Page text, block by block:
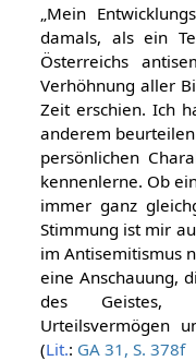
„Mein
damals, als ein
Österreichs
Verhöhnung aller
Zeit erschien. Ich
anderem
persönlichen
kennenlerne. Ob
immer ganz
Stimmung ist mir
im Antisemitismus
eine Anschauung,
des Geistes,
Urteilsvermögen
(Lit.: GA 31, S. 378f